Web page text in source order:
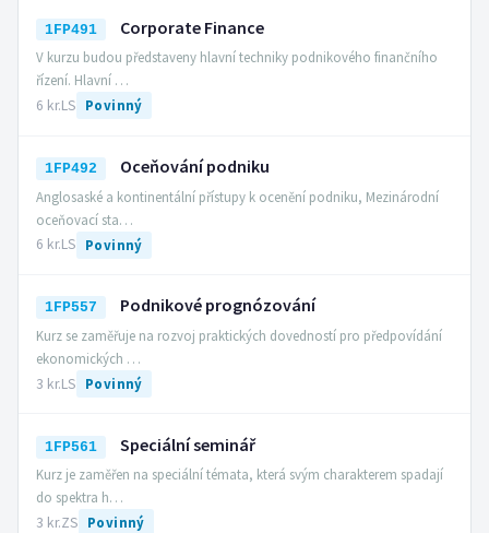
1FP491 Corporate Finance
V kurzu budou představeny hlavní techniky podnikového finančního
řízení. Hlavní …
6 kr.LS Povinný
1FP492 Oceňování podniku
Anglosaské a kontinentální přístupy k ocenění podniku, Mezinárodní
oceňovací sta…
6 kr.LS Povinný
1FP557 Podnikové prognózování
Kurz se zaměřuje na rozvoj praktických dovedností pro předpovídání
ekonomických …
3 kr.LS Povinný
1FP561 Speciální seminář
Kurz je zaměřen na speciální témata, která svým charakterem spadají
do spektra h…
3 kr.ZS Povinný